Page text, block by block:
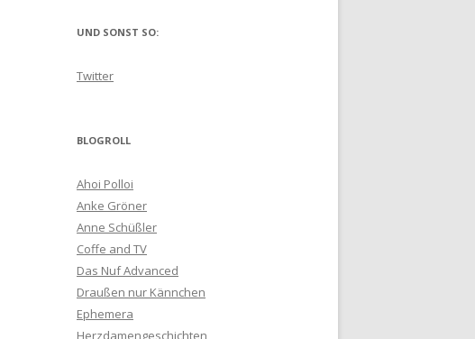
UND SONST SO:
Twitter
BLOGROLL
Ahoi Polloi
Anke Gröner
Anne Schüßler
Coffe and TV
Das Nuf Advanced
Draußen nur Kännchen
Ephemera
Herzdamengeschichten